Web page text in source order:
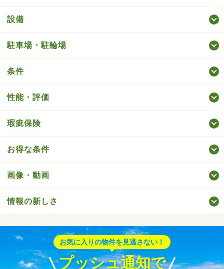
設備
駐車場・駐輪場
条件
性能・評価
瑕疵保険
お得な条件
画像・動画
情報の新しさ
お気に入りの物件を見逃さない！
プッシュ通知で